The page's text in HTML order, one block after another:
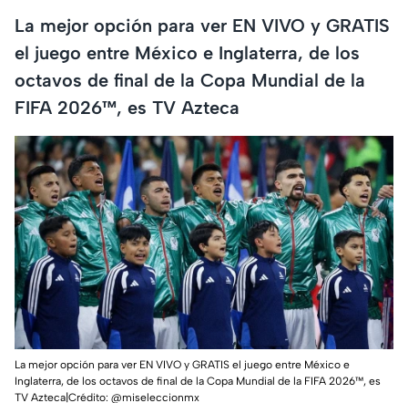
La mejor opción para ver EN VIVO y GRATIS
el juego entre México e Inglaterra, de los
octavos de final de la Copa Mundial de la
FIFA 2026™, es TV Azteca
La mejor opción para ver EN VIVO y GRATIS el juego entre México e
Inglaterra, de los octavos de final de la Copa Mundial de la FIFA 2026™, es
TV Azteca|Crédito: @miseleccionmx